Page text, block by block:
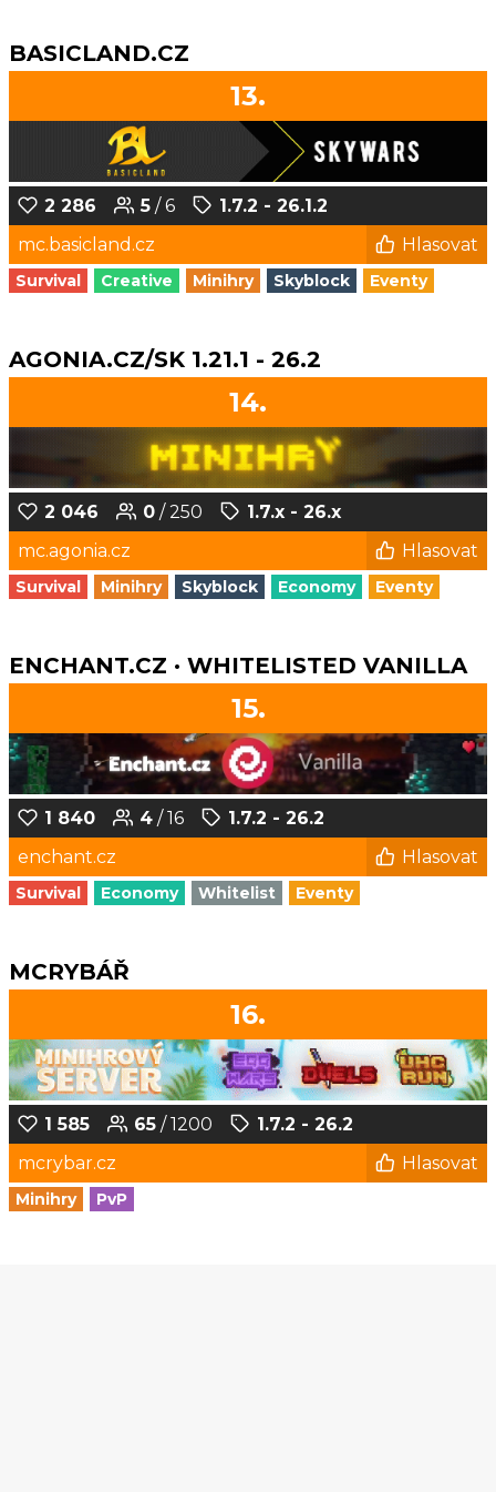
BASICLAND.CZ
13.
2 286 5 / 6
1.7.2 - 26.1.2
mc.basicland.cz
Hlasovat
Survival Creative Minihry Skyblock Eventy
AGONIA.CZ/SK 1.21.1 - 26.2
14.
2 046 0 / 250
1.7.x - 26.x
mc.agonia.cz
Hlasovat
Survival Minihry Skyblock Economy Eventy
ENCHANT.CZ · WHITELISTED VANILLA
15.
1 840 4 / 16
1.7.2 - 26.2
enchant.cz
Hlasovat
Survival Economy Whitelist Eventy
MCRYBÁŘ
16.
1 585 65 / 1200
1.7.2 - 26.2
mcrybar.cz
Hlasovat
Minihry PvP